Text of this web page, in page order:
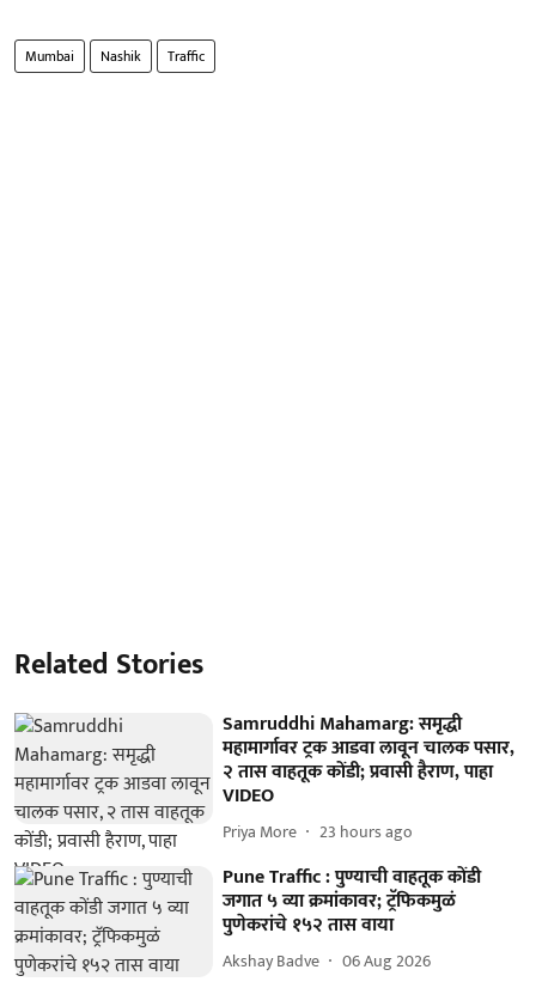
Mumbai Nashik Traffic
Related Stories
Samruddhi Mahamarg: समृद्धी
महामार्गावर ट्रक आडवा लावून चालक पसार,
२ तास वाहतूक कोंडी; प्रवासी हैराण, पाहा
VIDEO
Priya More 23 hours ago
Pune Traffic : पुण्याची वाहतूक कोंडी
जगात ५ व्या क्रमांकावर; ट्रॅफिकमुळं
पुणेकरांचे १५२ तास वाया
Akshay Badve 06 Aug 2026